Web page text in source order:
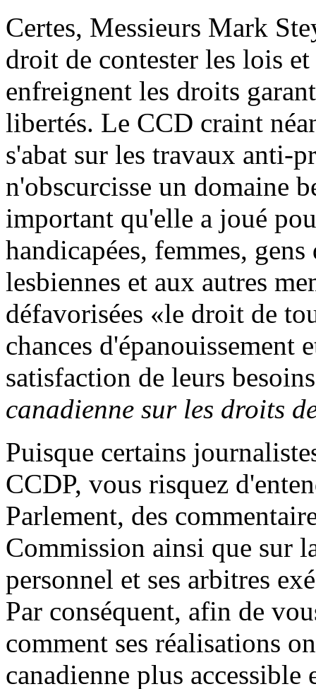
Certes, Messieurs Mark
droit de contester les lois
enfreignent les droits
libertés. Le CCD craint
s'abat sur les travaux anti-
n'obscurcisse un domaine
important qu'elle a joué
handicapées, femmes,
lesbiennes et aux autres
défavorisées «le droit de
chances d'épanouissement
satisfaction de leurs
canadienne sur les droits
Puisque certains
CCDP, vous risquez
Parlement, des
Commission ainsi que sur
personnel et ses arbitres
Par conséquent, afin de
comment ses réalisations
canadienne plus